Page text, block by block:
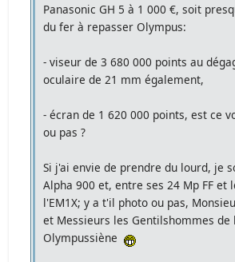
Panasonic GH 5 à 1 000 €, soit
du fer à repasser Olympus:
- viseur de 3 680 000 points au
oculaire de 21 mm également,
- écran de 1 620 000 points, est ce
ou pas ?
Si j'ai envie de prendre du lourd, je
Alpha 900 et, entre ses 24 Mp FF et
l'EM1X; y a t'il photo ou pas,
et Messieurs les Gentilshommes de
Olympussiène